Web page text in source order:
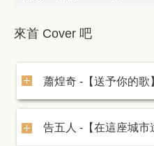
來首 Cover 吧
蕭煌奇 -【送予你的歌】
告五人 -【在這座城市